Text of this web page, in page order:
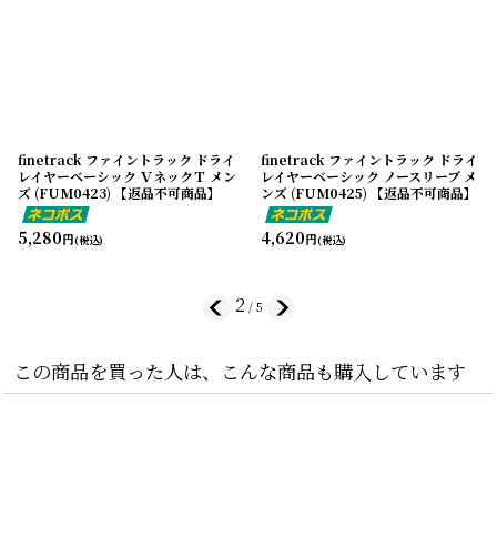
finetrack ファイントラック ドライ
レイヤーベーシック ＶネックＴ メン
ズ (FUM0423) 【返品不可商品】
5,280円(税込)
finetrack ファイントラック ドライ
レイヤーベーシック ノースリーブ メ
ンズ (FUM0425) 【返品不可商品】
4,620円(税込)
2/ 5
この商品を買った人は、こんな商品も購入しています